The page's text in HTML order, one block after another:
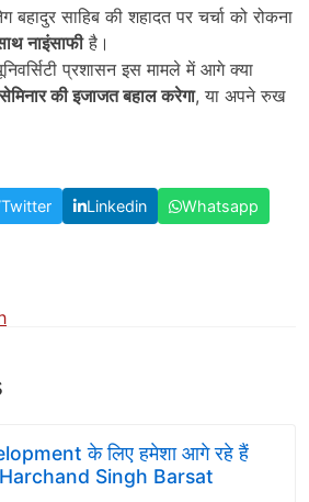
साहिब की शहादत पर चर्चा को रोकना
नाइंसाफीहै।
प्रशासन इस मामले में आगे क्या
सेमिनार की इजाजत बहाल करेगा, या अपने रुख
Twitter Linkedin
Whatsapp
के लिए हमेशा आगे रहे हैं
Singh Barsat